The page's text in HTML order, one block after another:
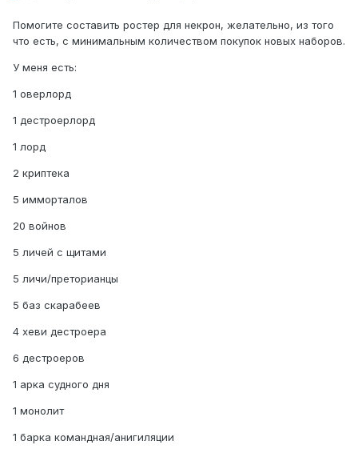
Помогите составить ростер для некрон, желательно, из того
что есть, с минимальным количеством покупок новых наборов.
У меня есть:
1 оверлорд
1 дестроерлорд
1 лорд
2 криптека
5 имморталов
20 войнов
5 личей с щитами
5 личи/преторианцы
5 баз скарабеев
4 хеви дестроера
6 дестроеров
1 арка судного дня
1 монолит
1 барка командная/анигиляции